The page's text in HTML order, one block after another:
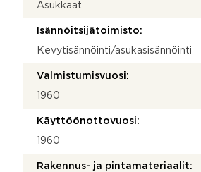
Asukkaat
Isännöitsijätoimisto:
Kevytisännöinti/asukasisännöinti
Valmistumisvuosi:
1960
Käyttöönottovuosi:
1960
Rakennus- ja pintamateriaalit: